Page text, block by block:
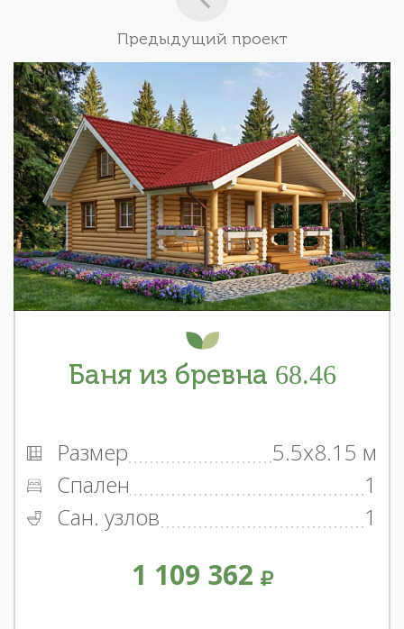
Предыдущий проект
Баня из бревна 68.46
Размер
5.5x8.15 м
Спален
1
Сан. узлов
1
1 109 362